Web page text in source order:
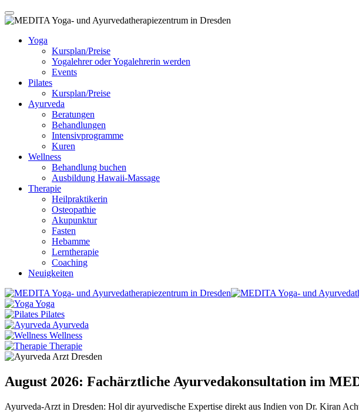
Yoga
Kursplan/Preise
Yogalehrer oder Yogalehrerin werden
Events
Pilates
Kursplan/Preise
Ayurveda
Beratungen
Behandlungen
Intensivprogramme
Kuren
Wellness
Behandlung buchen
Ausbildung Hawaii-Massage
Therapie
Heilpraktikerin
Osteopathie
Akupunktur
Fasten
Hebamme
Lerntherapie
Coaching
Neuigkeiten
Yoga
Pilates
Ayurveda
Wellness
Therapie
August 2026: Fachärztliche Ayurvedakonsultation im
Ayurveda-Arzt in Dresden: Hol dir ayurvedische Expertise direkt aus Indien von Dr. Kiran